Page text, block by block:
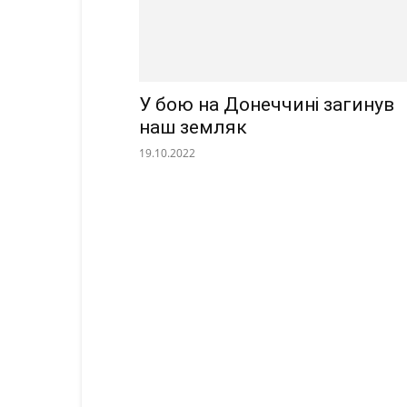
У бою на Донеччині загинув
наш земляк
19.10.2022